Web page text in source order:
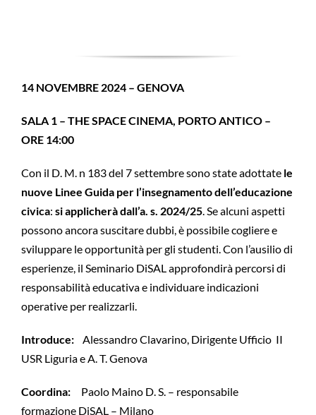
14 NOVEMBRE 2024 – GENOVA
SALA 1 – THE SPACE CINEMA, PORTO ANTICO –
ORE 14:00
Con il D. M. n 183 del 7 settembre sono state adottate le
nuove Linee Guida per l’insegnamento dell’educazione
civica: si applicherà dall’a. s. 2024/25. Se alcuni aspetti
possono ancora suscitare dubbi, è possibile cogliere e
sviluppare le opportunità per gli studenti. Con l’ausilio di
esperienze, il Seminario DiSAL approfondirà percorsi di
responsabilità educativa e individuare indicazioni
operative per realizzarli.
Introduce: Alessandro Clavarino, Dirigente Ufficio II
USR Liguria e A. T. Genova
Coordina: Paolo Maino D. S. – responsabile
formazione DiSAL – Milano